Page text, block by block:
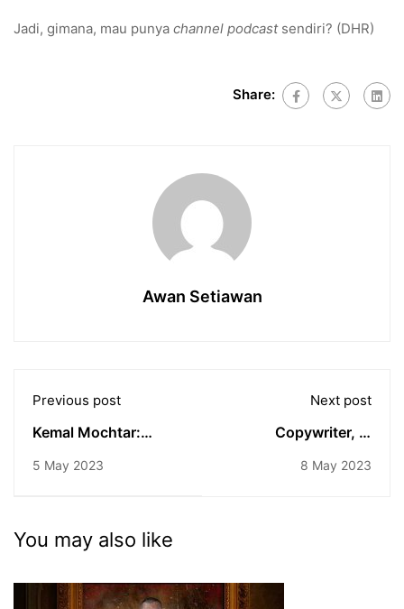
Jadi, gimana, mau punya channel podcastsendiri? (DHR)
Share:
Awan Setiawan
Previous post
Kemal Mochtar:
MUST
5 May 2023
Next post
Copywriter, Si
8 May 2023
You may also like